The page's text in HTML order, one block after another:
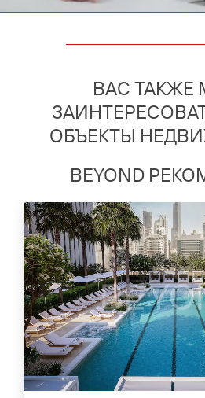
ВАС ТАКЖЕ
ОБЪЕКТЫ
BEYOND